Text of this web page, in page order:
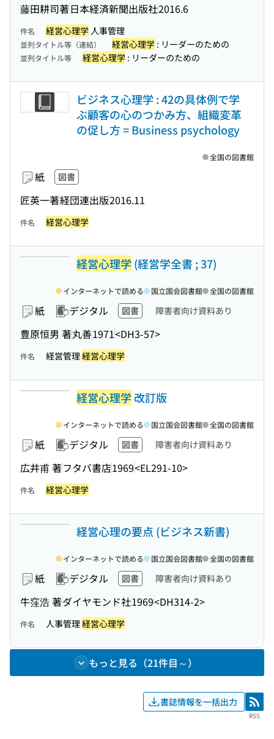
藤田耕司著日本経済新聞出版社2016.6
件名 経営心理学 人事管理
並列タイトル等（連結） 経営心理学 : リーダーのための
並列タイトル等 経営心理学 : リーダーのための
ビジネス心理学 : 42の具体例で学
ぶ顧客の心のつかみ方、組織変革
の促し方 = Business psychology
紙 図書
匠英一著経団連出版2016.11
全国の図書館
件名 経営心理学
経営心理学 (経営学全書 ; 37)
紙 デジタル 図書 障害者向け資料あり
豊原恒男 著丸善1971<DH3-57>
インターネットで読める 国立国会図書館 全国の図書館
件名 経営管理経営心理学
経営心理学 改訂版
紙 デジタル 図書 障害者向け資料あり
広井甫 著フタバ書店1969<EL291-10>
インターネットで読める 国立国会図書館 全国の図書館
件名 経営心理学
経営心理の要点 (ビジネス新書)
紙 デジタル 図書 障害者向け資料あり
牛窪浩 著ダイヤモンド社1969<DH314-2>
インターネットで読める 国立国会図書館 全国の図書館
件名 人事管理経営心理学
もっと見る（21件目～）
書誌情報を一括出力 RSS
RSS